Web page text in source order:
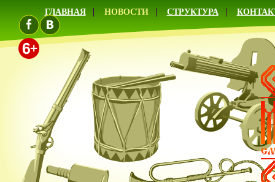
ГЛАВНАЯ НОВОСТИ СТРУКТУРА